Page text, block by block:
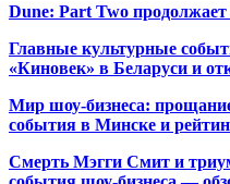
Dune: Part Two продолжает
Главные культурные
«Киновек» в Беларуси и
Мир шоу-бизнеса:
события в Минске и
Смерть Мэгги Смит и